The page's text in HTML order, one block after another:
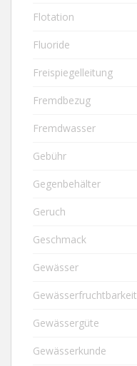
Flotation
Fluoride
Freispiegelleitung
Fremdbezug
Fremdwasser
Gebühr
Gegenbehälter
Geruch
Geschmack
Gewässer
Gewässerfruchtbarkeit
Gewässergüte
Gewässerkunde